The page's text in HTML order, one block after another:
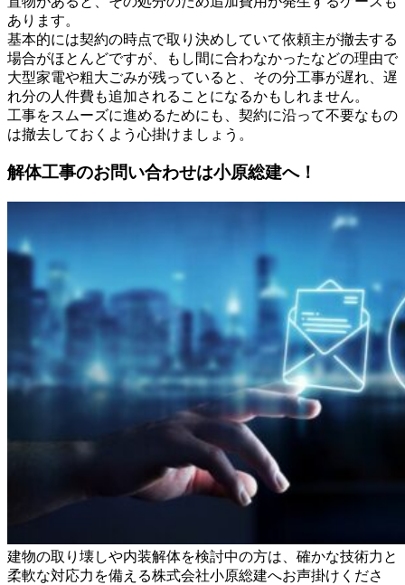
あります。
基本的には契約の時点で取り決めしていて依頼主が撤去する
場合がほとんどですが、もし間に合わなかったなどの理由で
大型家電や粗大ごみが残っていると、その分工事が遅れ、遅
れ分の人件費も追加されることになるかもしれません。
工事をスムーズに進めるためにも、契約に沿って不要なもの
は撤去しておくよう心掛けましょう。
解体工事のお問い合わせは小原総建へ！
建物の取り壊しや内装解体を検討中の方は、確かな技術力と
柔軟な対応力を備える株式会社小原総建へお声掛けくださ